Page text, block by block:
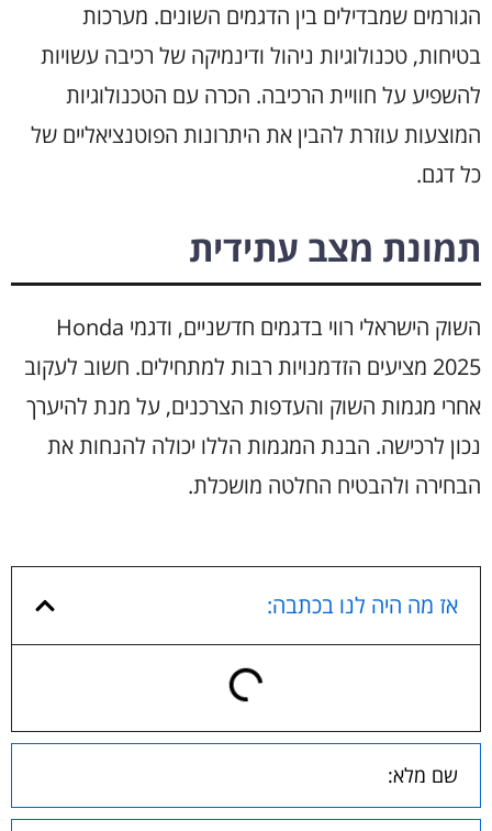
הגורמים שמבדילים בין הדגמים השונים. מערכות
בטיחות, טכנולוגיות ניהול ודינמיקה של רכיבה עשויות
להשפיע על חוויית הרכיבה. הכרה עם הטכנולוגיות
המוצעות עוזרת להבין את היתרונות הפוטנציאליים של
כל דגם.
תמונת מצב עתידית
השוק הישראלי רווי בדגמים חדשניים, ודגמי Honda
2025 מציעים הזדמנויות רבות למתחילים. חשוב לעקוב
אחרי מגמות השוק והעדפות הצרכנים, על מנת להיערך
נכון לרכישה. הבנת המגמות הללו יכולה להנחות את
הבחירה ולהבטיח החלטה מושכלת.
אז מה היה לנו בכתבה: